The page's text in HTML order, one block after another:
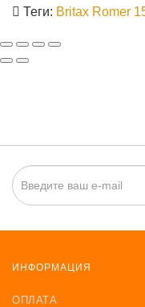
Теги: Britax Romer
ИНФОРМАЦИЯ
ОПЛАТА